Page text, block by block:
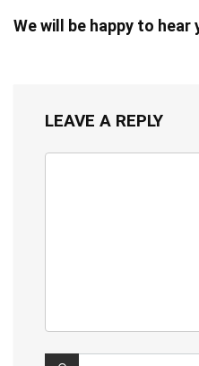
We will be happy to
LEAVE A REPLY